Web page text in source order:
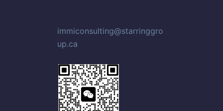
immiconsulting@starringgro
up.ca